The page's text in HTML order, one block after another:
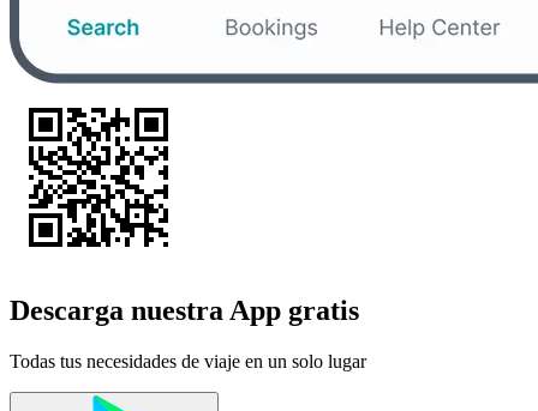
Descarga nuestra App gratis
Todas tus necesidades de viaje en un solo lugar